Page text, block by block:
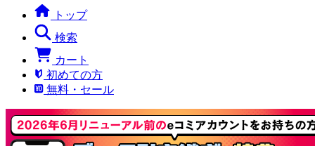
トップ
検索
カート
初めての方
無料・セール